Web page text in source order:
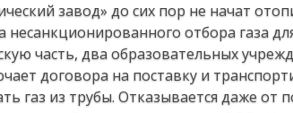
завод» до сих пор не начат
отбора газа
часть, два образовательных
договора на поставку и
газ из трубы. Отказывается даже от